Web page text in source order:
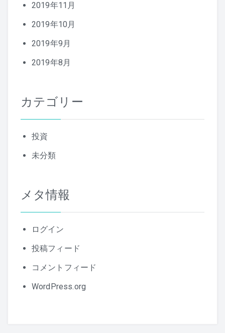
2019年11月
2019年10月
2019年9月
2019年8月
カテゴリー
投資
未分類
メタ情報
ログイン
投稿フィード
コメントフィード
WordPress.org